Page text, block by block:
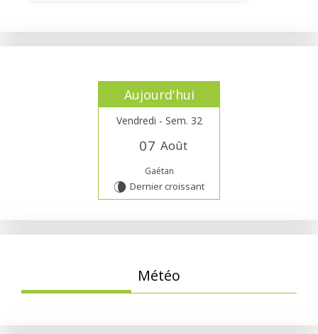
Aujourd'hui
Vendredi - Sem. 32
07 Août
Gaétan
V Dernier croissant
Météo